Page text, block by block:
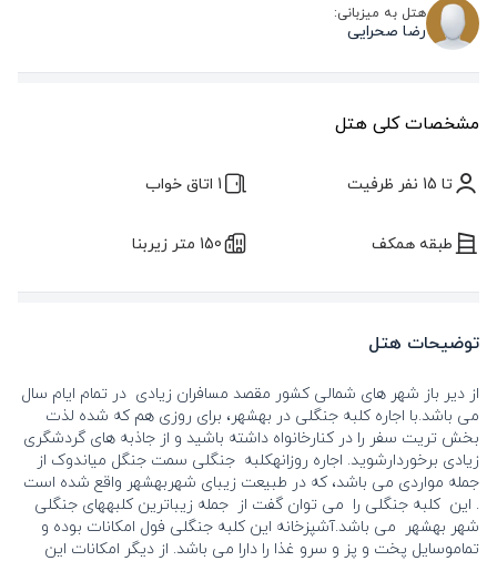
هتل به میزبانی:
رضا صحرایی
مشخصات کلی هتل
تا 15 نفر ظرفیت 1 اتاق خواب
طبقه همکف 150 متر زیربنا
توضیحات هتل
از دیر باز شهر های شمالی کشور مقصد مسافران زیادی در تمام ایام سال
می باشد.با اجاره کلبه جنگلی در بهشهر، برای روزی هم که شده لذت
بخش تریت سفر را در کنارخانواه داشته باشید و از جاذبه های گردشگری
زیادی برخوردارشوید. اجاره روزانهکلبه جنگلی سمت جنگل میاندوک از
جمله مواردی می باشد، که در طبیعت زیبای شهربهشهر واقع شده است
. این کلبه جنگلی را می توان گفت از جمله زیباترین کلبههای جنگلی
شهر بهشهر می باشد.آشپزخانه این کلبه جنگلی فول امکانات بوده و
تماموسایل پخت و پز و سرو غذا را دارا می باشد. از دیگر امکانات این